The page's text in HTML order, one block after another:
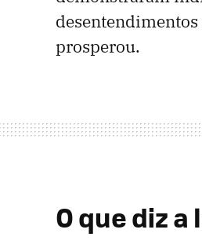
prosperou.
O que diz